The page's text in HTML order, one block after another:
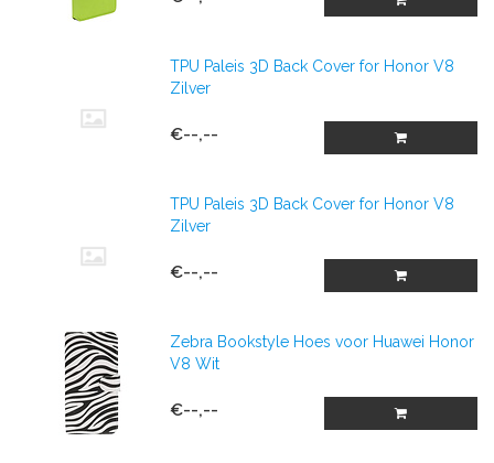
TPU Paleis 3D Back Cover for Honor V8
Zilver
€--,--
TPU Paleis 3D Back Cover for Honor V8
Zilver
€--,--
Zebra Bookstyle Hoes voor Huawei Honor
V8 Wit
€--,--